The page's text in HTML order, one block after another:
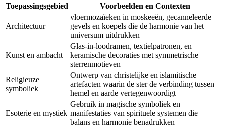
Toepassingsgebied Voorbeelden en Contexten
Architectuur
vloermozaïeken in moskeeën, gecanneleerde
gevels en koepels die de harmonie van het
universum uitdrukken
Kunst en ambacht
Glas-in-loodramen, textielpatronen, en
keramische decoraties met symmetrische
sterrenmotieven
Religieuze
symboliek
Ontwerp van christelijke en islamitische
artefacten waarin de ster de verbinding tussen
hemel en aarde vertegenwoordigt
Esoterie en mystiek
Gebruik in magische symboliek en
manifestaties van spirituele systemen die
balans en harmonie benadrukken